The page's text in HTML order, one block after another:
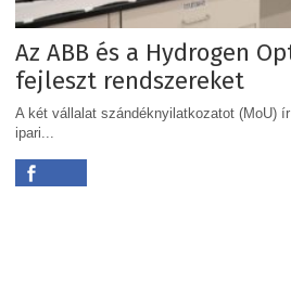
Az ABB és a Hydrogen
fejleszt rendszereket
A két vállalat szándéknyilatkozatot (MoU)
ipari...